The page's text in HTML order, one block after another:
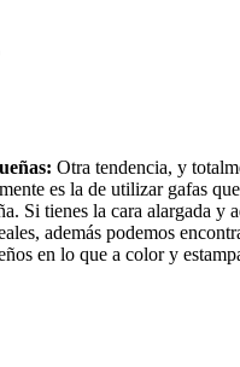
Otra tendencia, y
es la de utilizar gafas
Si tienes la cara alargada y
además podemos
en lo que a color y